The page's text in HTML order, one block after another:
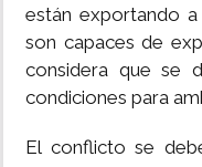
están exportando
son capaces de
considera que se
condiciones para
El conflicto se